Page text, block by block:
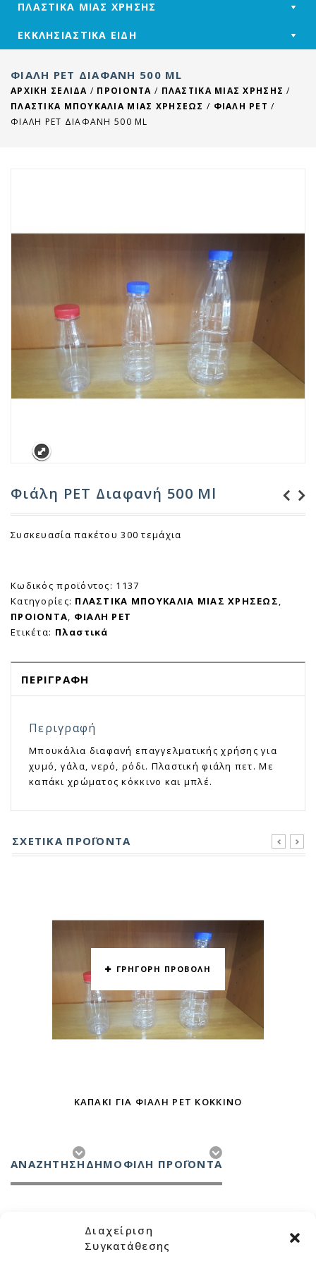
Διαχείριση
Συγκατάθεσης
ΠΛΑΣΤΙΚΑ ΜΙΑΣ ΧΡΗΣΗΣ
ΕΚΚΛΗΣΙΑΣΤΙΚΑ ΕΙΔΗ
ΦΙΆΛΗ PET ΔΙΑΦΑΝΉ 500 ML
ΑΡΧΙΚΉ ΣΕΛΊΔΑ / ΠΡΟΙΟΝΤΑ / ΠΛΑΣΤΙΚΑ ΜΙΑΣ ΧΡΗΣΗΣ /
ΠΛΑΣΤΙΚΑ ΜΠΟΥΚΑΛΙΑ ΜΙΑΣ ΧΡΗΣΕΩΣ / ΦΙΑΛΗ PET /
ΦΙΆΛΗ PET ΔΙΑΦΑΝΉ 500 ML
Φιάλη PET Διαφανή 500 Ml
Συσκευασία πακέτου 300 τεμάχια
Κωδικός προϊόντος: 1137
Κατηγορίες: ΠΛΑΣΤΙΚΑ ΜΠΟΥΚΑΛΙΑ ΜΙΑΣ ΧΡΗΣΕΩΣ,
ΠΡΟΙΟΝΤΑ, ΦΙΑΛΗ PET
Ετικέτα: Πλαστικά
ΠΕΡΙΓΡΑΦΉ
Περιγραφή
Μπουκάλια διαφανή επαγγελματικής χρήσης για
χυμό, γάλα, νερό, ρόδι. Πλαστική φιάλη πετ. Με
καπάκι χρώματος κόκκινο και μπλέ.
ΣΧΕΤΙΚΆ ΠΡΟΪΌΝΤΑ
ΓΡΗΓΟΡΗ ΠΡΟΒΟΛΗ
ΚΑΠΆΚΙ ΓΙΑ ΦΙΆΛΗ PET ΚΌΚΚΙΝΟ
prev next
ΑΝΑΖΉΤΗΣΗ ΔΗΜΟΦΙΛΗ ΠΡΟΪΟΝΤΑ